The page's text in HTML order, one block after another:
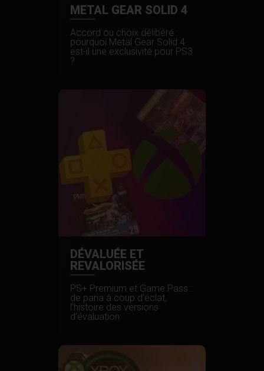
METAL GEAR SOLID 4
Accord ou choix délibéré :
pourquoi Metal Gear Solid 4
est-il une exclusivité pour PS3
?
DÉVALUÉE ET
REVALORISÉE
PS+ Premium et Game Pass :
de paria à coup d’éclat,
l’histoire des versions
d’évaluation